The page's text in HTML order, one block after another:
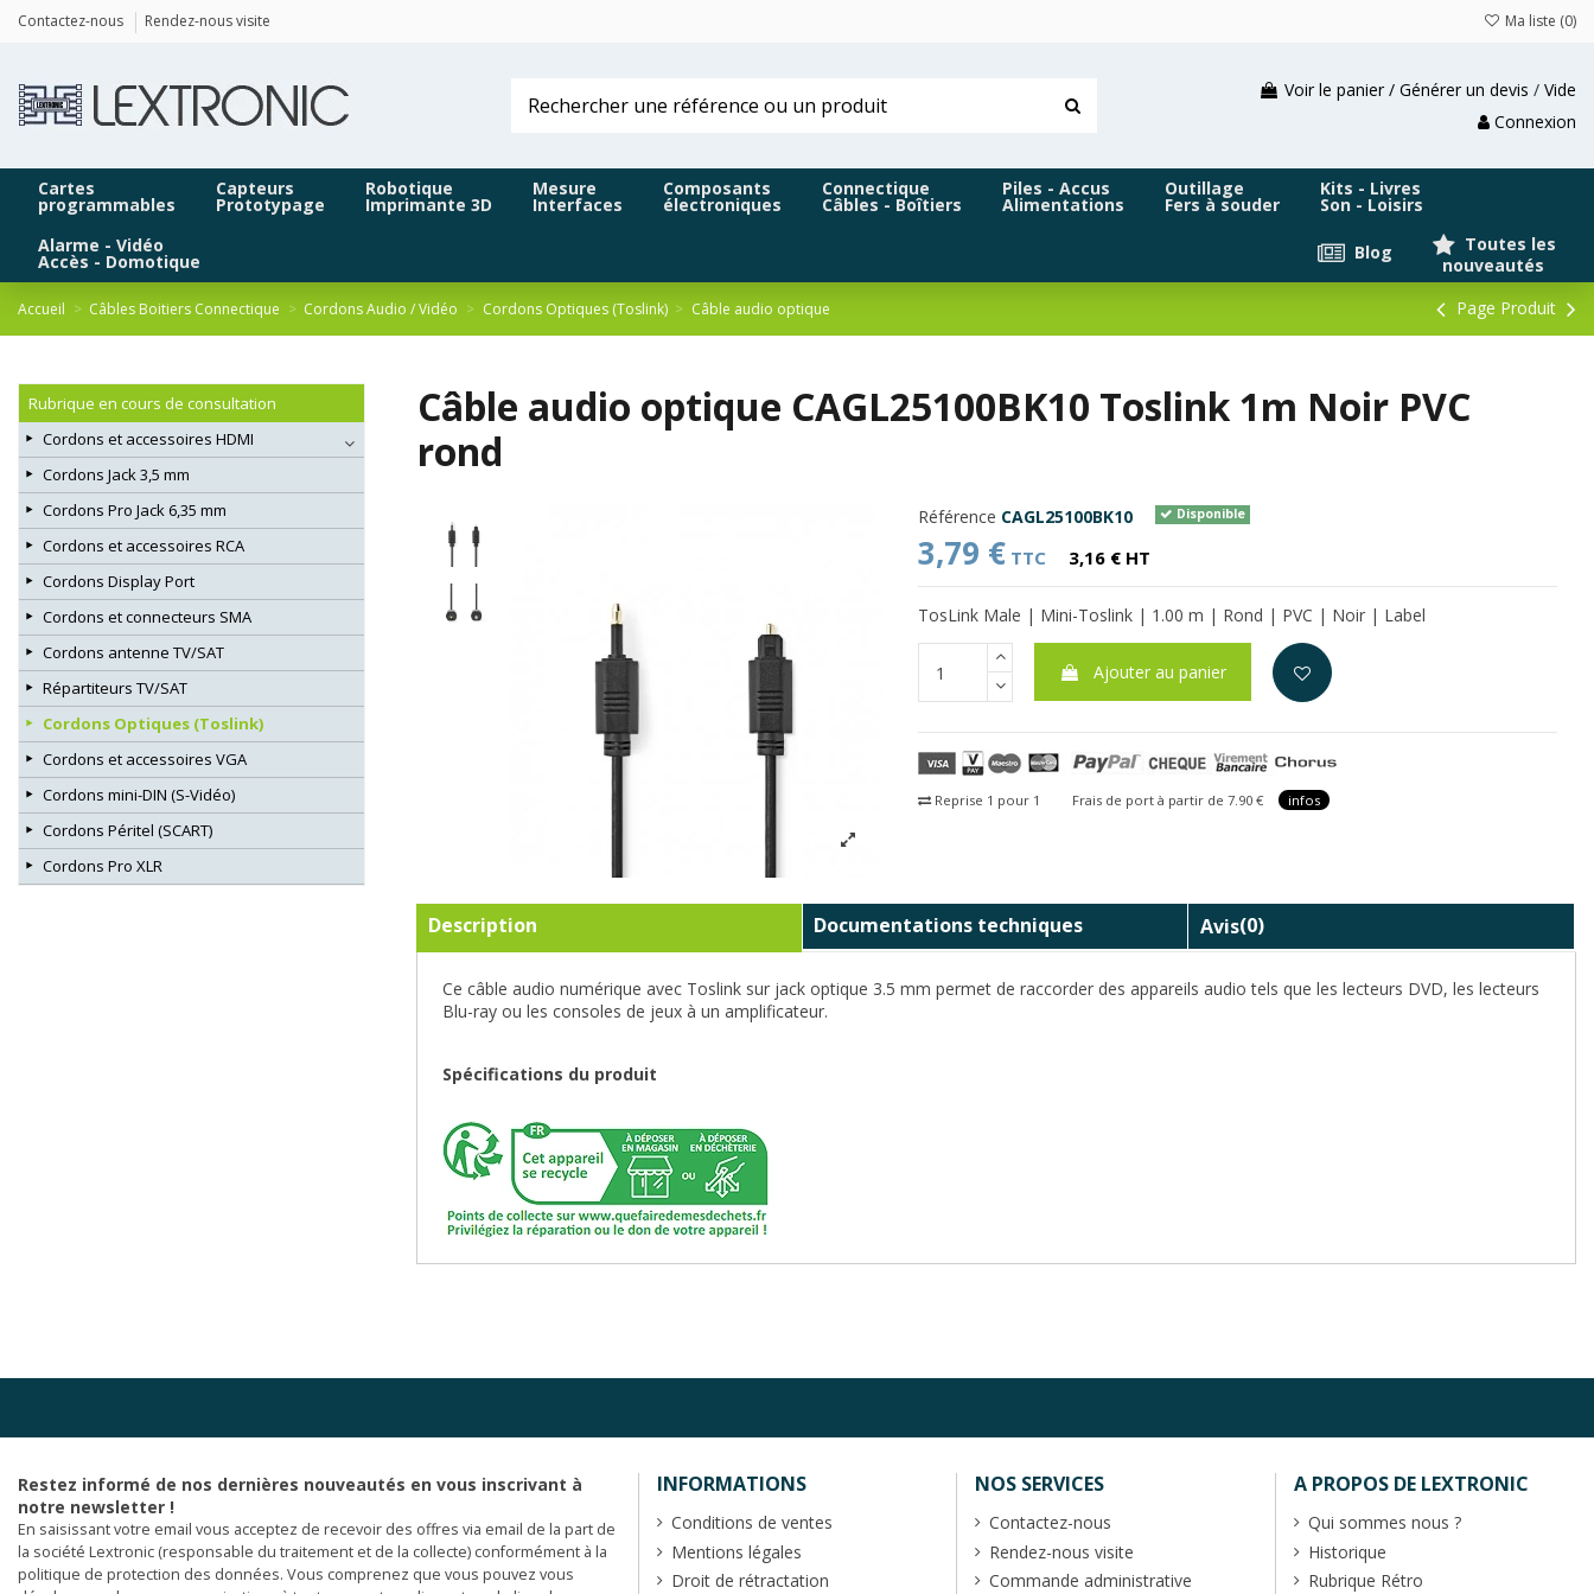
Contactez-nous Rendez-nous visite Ma liste (0)
Voir le panier / Générer un devis / Vide
Connexion
Cartes
programmables
Capteurs
Prototypage
Robotique
Imprimante 3D
Mesure
Interfaces
Composants
électroniques
Connectique
Câbles - Boîtiers
Piles - Accus
Alimentations
Outillage
Fers à souder
Kits - Livres
Son - Loisirs
Alarme - Vidéo
Accès - Domotique
Toutes les
nouveautés
Blog
Accueil Câbles Boitiers Connectique Cordons Audio / Vidéo Cordons Optiques (Toslink) Câble audio optique Page Produit
Câble audio optique CAGL25100BK10 Toslink 1m Noir PVC
rond
Référence CAGL25100BK10 Disponible
3,79 € TTC 3,16 € HT
TosLink Male | Mini-Toslink | 1.00 m | Rond | PVC | Noir | Label
Ajouter au panier
Reprise 1 pour 1 Frais de port à partir de 7.90 € infos
Description Documentations techniques Avis(0)
Ce câble audio numérique avec Toslink sur jack optique 3.5 mm permet de raccorder des appareils audio tels que les lecteurs DVD, les lecteurs
Blu-ray ou les consoles de jeux à un amplificateur.
Spécifications du produit
Rubrique en cours de consultation
Cordons et accessoires HDMI
Cordons Jack 3,5 mm
Cordons Pro Jack 6,35 mm
Cordons et accessoires RCA
Cordons Display Port
Cordons et connecteurs SMA
Cordons antenne TV/SAT
Répartiteurs TV/SAT
Cordons Optiques (Toslink)
Cordons et accessoires VGA
Cordons mini-DIN (S-Vidéo)
Cordons Péritel (SCART)
Cordons Pro XLR
Restez informé de nos dernières nouveautés en vous inscrivant à
notre newsletter !
En saisissant votre email vous acceptez de recevoir des offres via email de la part de
la société Lextronic (responsable du traitement et de la collecte) conformément à la
politique de protection des données. Vous comprenez que vous pouvez vous
INFORMATIONS
Conditions de ventes
Mentions légales
Droit de rétractation
NOS SERVICES
Contactez-nous
Rendez-nous visite
Commande administrative
A PROPOS DE LEXTRONIC
Qui sommes nous ?
Historique
Rubrique Rétro
Panneau de gestion des cookies